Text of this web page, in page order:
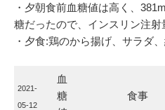
・夕朝食前血糖値は高く、
糖だったので、インスリン注射
・夕食:鶏のから揚げ、サラダ
2021-
05-12
血
糖
食事